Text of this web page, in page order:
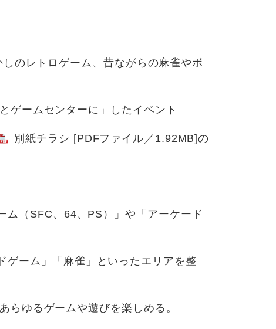
レトロゲーム、昔ながらの麻雀やボ
センターに」したイベント
別紙チラシ [PDFファイル／1.92MB]の
SFC、64、PS）」や「アーケード
ム」「麻雀」といったエリアを整
ームや遊びを楽しめる。